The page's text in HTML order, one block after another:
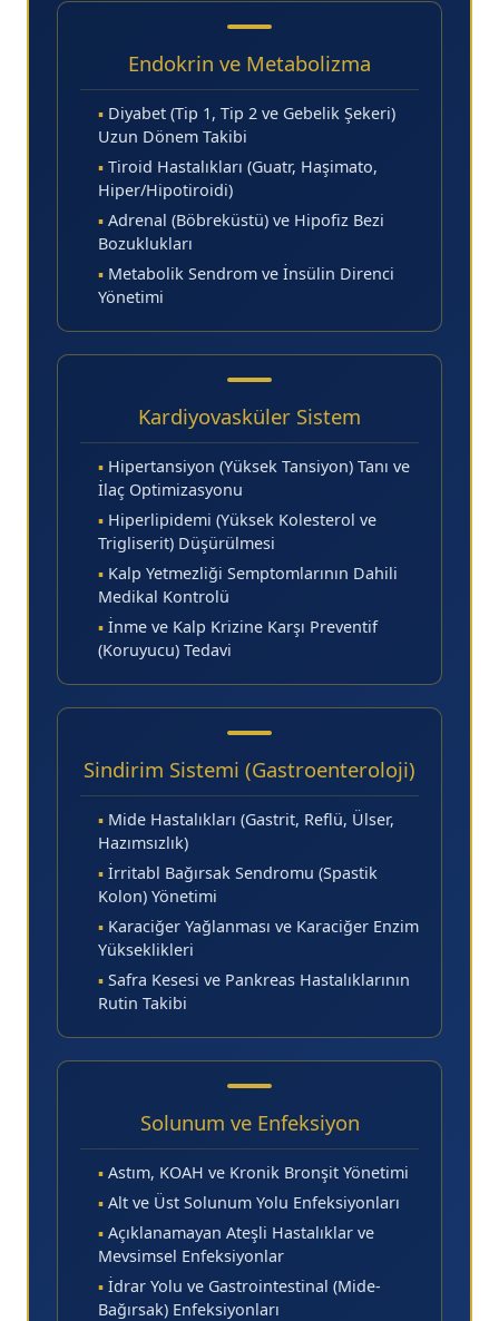
22.10
22.30
22.50
Endokrin ve Metabolizma
▪ Diyabet (Tip 1, Tip 2 ve Gebelik Şekeri)
Uzun Dönem Takibi
▪ Tiroid Hastalıkları (Guatr, Haşimato,
Hiper/Hipotiroidi)
▪ Adrenal (Böbreküstü) ve Hipofiz Bezi
Bozuklukları
▪ Metabolik Sendrom ve İnsülin Direnci
Yönetimi
Kardiyovasküler Sistem
▪ Hipertansiyon (Yüksek Tansiyon) Tanı ve
İlaç Optimizasyonu
▪ Hiperlipidemi (Yüksek Kolesterol ve
Trigliserit) Düşürülmesi
▪ Kalp Yetmezliği Semptomlarının Dahili
Medikal Kontrolü
▪ İnme ve Kalp Krizine Karşı Preventif
(Koruyucu) Tedavi
Sindirim Sistemi (Gastroenteroloji)
▪ Mide Hastalıkları (Gastrit, Reflü, Ülser,
Hazımsızlık)
▪ İrritabl Bağırsak Sendromu (Spastik
Kolon) Yönetimi
▪ Karaciğer Yağlanması ve Karaciğer Enzim
Yükseklikleri
▪ Safra Kesesi ve Pankreas Hastalıklarının
Rutin Takibi
Solunum ve Enfeksiyon
▪ Astım, KOAH ve Kronik Bronşit Yönetimi
▪ Alt ve Üst Solunum Yolu Enfeksiyonları
▪ Açıklanamayan Ateşli Hastalıklar ve
Mevsimsel Enfeksiyonlar
▪ İdrar Yolu ve Gastrointestinal (Mide-
Bağırsak) Enfeksiyonları